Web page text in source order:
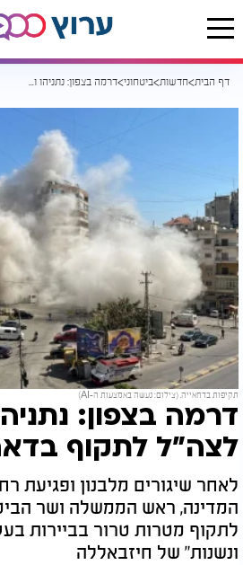
דף הבית חדשות ביטחוני דרמה בצפון: נתניהו וכ"ץ הורו לצה"ל לתקוף בדאחייה
תקיפות בדחאייה. (צילום: נעשה באמצעות ה-AI)
דרמה בצפון:
לצה"ל לתקוף
לאחר שיגורים מלבנון ופגיעת
המדינה, ראש הממשלה ושר
לתקוף מטרות טרור בביירות
ונשנות" של חיזבאללה